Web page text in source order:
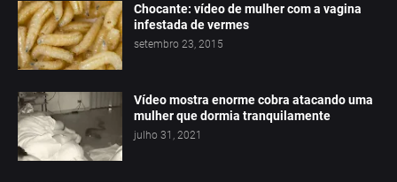
Chocante: vídeo de mulher com a vagina
infestada de vermes
setembro 23, 2015
Vídeo mostra enorme cobra atacando uma
mulher que dormia tranquilamente
julho 31, 2021